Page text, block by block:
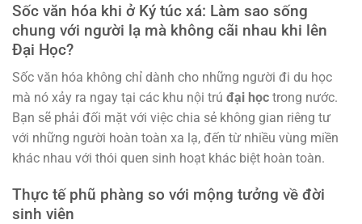
Sốc văn hóa khi ở Ký túc xá: Làm sao sống
chung với người lạ mà không cãi nhau khi lên
Đại Học?
Sốc văn hóa không chỉ dành cho những người đi du học
mà nó xảy ra ngay tại các khu nội trú đại học trong nước.
Bạn sẽ phải đối mặt với việc chia sẻ không gian riêng tư
với những người hoàn toàn xa lạ, đến từ nhiều vùng miền
khác nhau với thói quen sinh hoạt khác biệt hoàn toàn.
Thực tế phũ phàng so với mộng tưởng về đời
sinh viên